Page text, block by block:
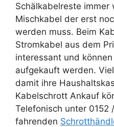
Schälkabelreste immer
Mischkabel der erst
werden muss. Beim
Stromkabel aus dem
interessant und
aufgekauft werden.
damit ihre
Kabelschrott Ankauf
Telefonisch unter 0152
fahrenden